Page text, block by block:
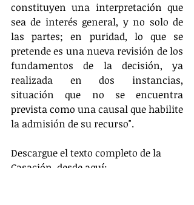
constituyen una interpretación que
sea de interés general, y no solo de
las partes; en puridad, lo que se
pretende es una nueva revisión de los
fundamentos de la decisión, ya
realizada en dos instancias,
situación que no se encuentra
prevista como una causal que habilite
la admisión de su recurso".
Descargue el texto completo de la
Casación, desde aquí: